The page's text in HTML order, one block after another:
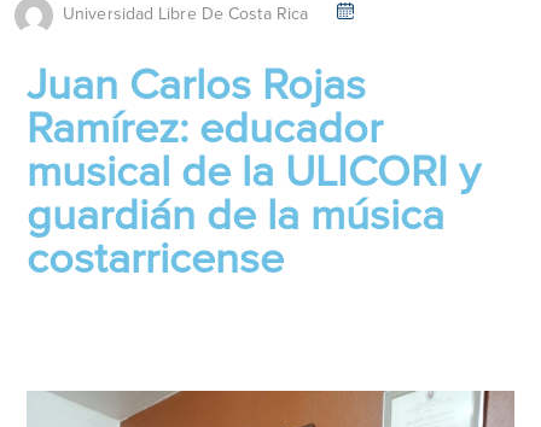
Universidad Libre De Costa Rica
Juan Carlos Rojas
Ramírez: educador
musical de la ULICORI y
guardián de la música
costarricense